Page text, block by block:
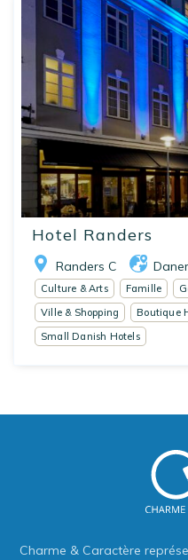
Hotel Randers
Randers C
Culture & Arts Famille
Ville & Shopping
Boutique
Small Danish Hotels
Charme & Caractère